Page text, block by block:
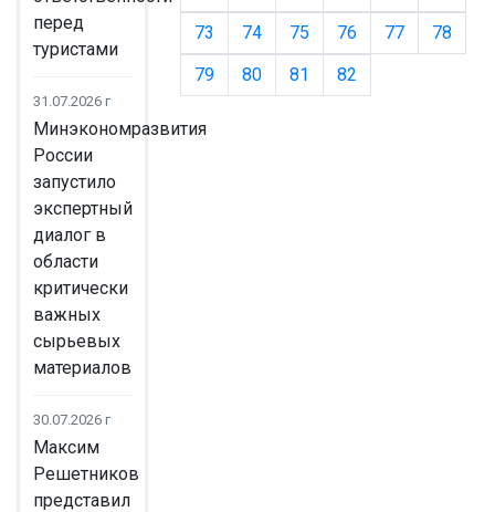
перед
туристами
31.07.2026 г
Минэкономразвития
России
запустило
экспертный
диалог в
области
критически
важных
сырьевых
материалов
30.07.2026 г
Максим
Решетников
представил
73
74 75 76 77
78
79
80 81 82